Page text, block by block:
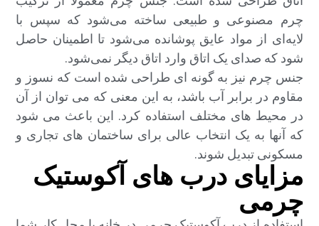
چرم مصنوعی و طبیعی ساخته می‌شود که سپس با
لایه‌ای از مواد عایق پوشانده می‌شود تا اطمینان حاصل
شود که صدای یک اتاق وارد اتاق دیگر نمی‌شود.
جنس چرم نیز به گونه ای طراحی شده است که نسوز و
مقاوم در برابر آب باشد، به این معنی که می توان از آن
در محیط های مختلف استفاده کرد. این باعث می شود
که آنها به یک انتخاب عالی برای ساختمان های تجاری و
مسکونی تبدیل شوند.
مزایای درب های آکوستیک
چرمی